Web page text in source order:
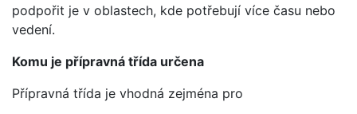
podpořit je v oblastech, kde potřebují více času nebo
vedení.
Komu je přípravná třída určena
Přípravná třída je vhodná zejména pro